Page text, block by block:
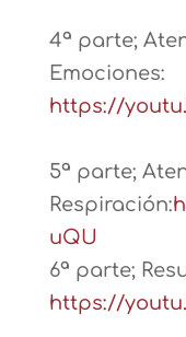
4ª parte;
Emociones:
https://
5ª parte;
Respiración:
uQU
6ª parte;
https://